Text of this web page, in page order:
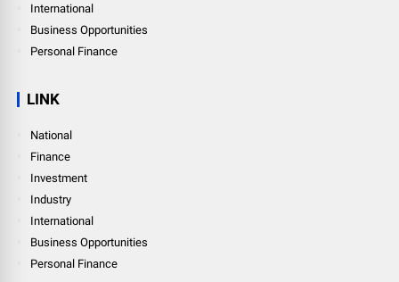
International
Business Opportunities
Personal Finance
LINK
National
Finance
Investment
Industry
International
Business Opportunities
Personal Finance